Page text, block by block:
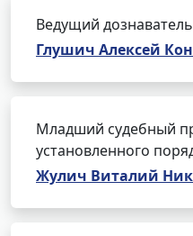
Ведущий дознаватель
Глушич Алексей
Младший судебный
установленного
Жулич Виталий